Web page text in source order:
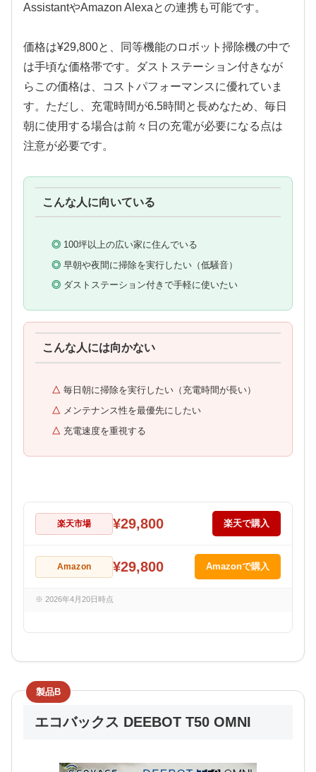
AssistantやAmazon Alexaとの連携も可能です。
価格は¥29,800と、同等機能のロボット掃除機の中で
は手頃な価格帯です。ダストステーション付きなが
らこの価格は、コストパフォーマンスに優れていま
す。ただし、充電時間が6.5時間と長めなため、毎日
朝に使用する場合は前々日の充電が必要になる点は
注意が必要です。
こんな人に向いている
100坪以上の広い家に住んでいる
早朝や夜間に掃除を実行したい（低騒音）
ダストステーション付きで手軽に使いたい
こんな人には向かない
毎日朝に掃除を実行したい（充電時間が長い）
メンテナンス性を最優先にしたい
充電速度を重視する
楽天市場 ¥29,800 楽天で購入
Amazon ¥29,800 Amazonで購入
※ 2026年4月20日時点
製品B
エコバックス DEEBOT T50 OMNI